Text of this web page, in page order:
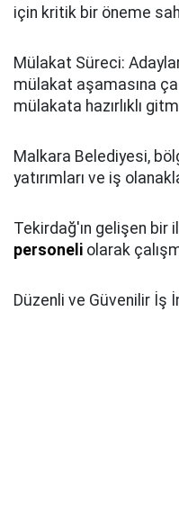
için kritik bir öneme
Mülakat Süreci:
mülakat aşamasına
mülakata hazırlıklı
Malkara Belediyesi,
yatırımları ve iş
Tekirdağ'ın gelişen bir
personeli olarak
Düzenli ve Güvenilir İş